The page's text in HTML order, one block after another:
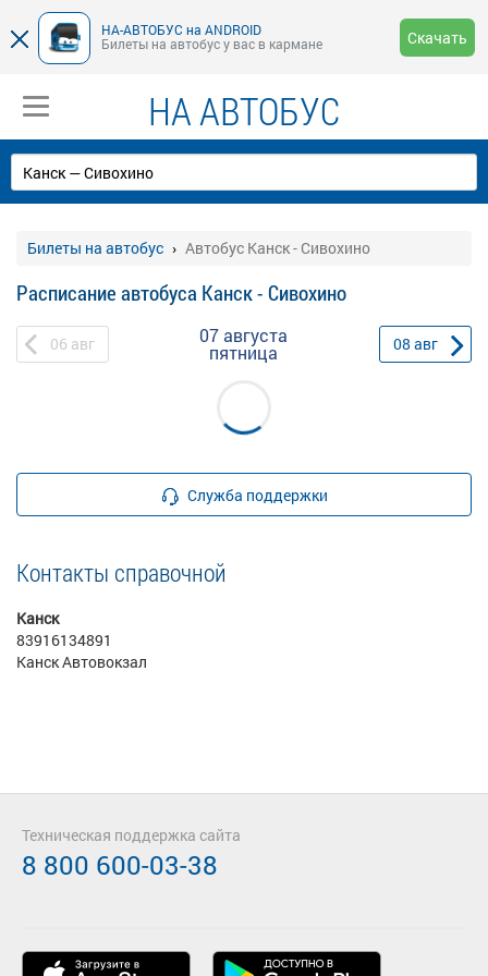
НА-АВТОБУС на ANDROID
Билеты на автобус у вас в кармане
Скачать
НА АВТОБУС
Билеты на автобус Автобус Канск - Сивохино
Расписание автобуса Канск - Сивохино
06 авг 07 августа
пятница 08 авг
Служба поддержки
Контакты справочной
Канск
83916134891
Канск Автовокзал
Техническая поддержка сайта
8 800 600-03-38